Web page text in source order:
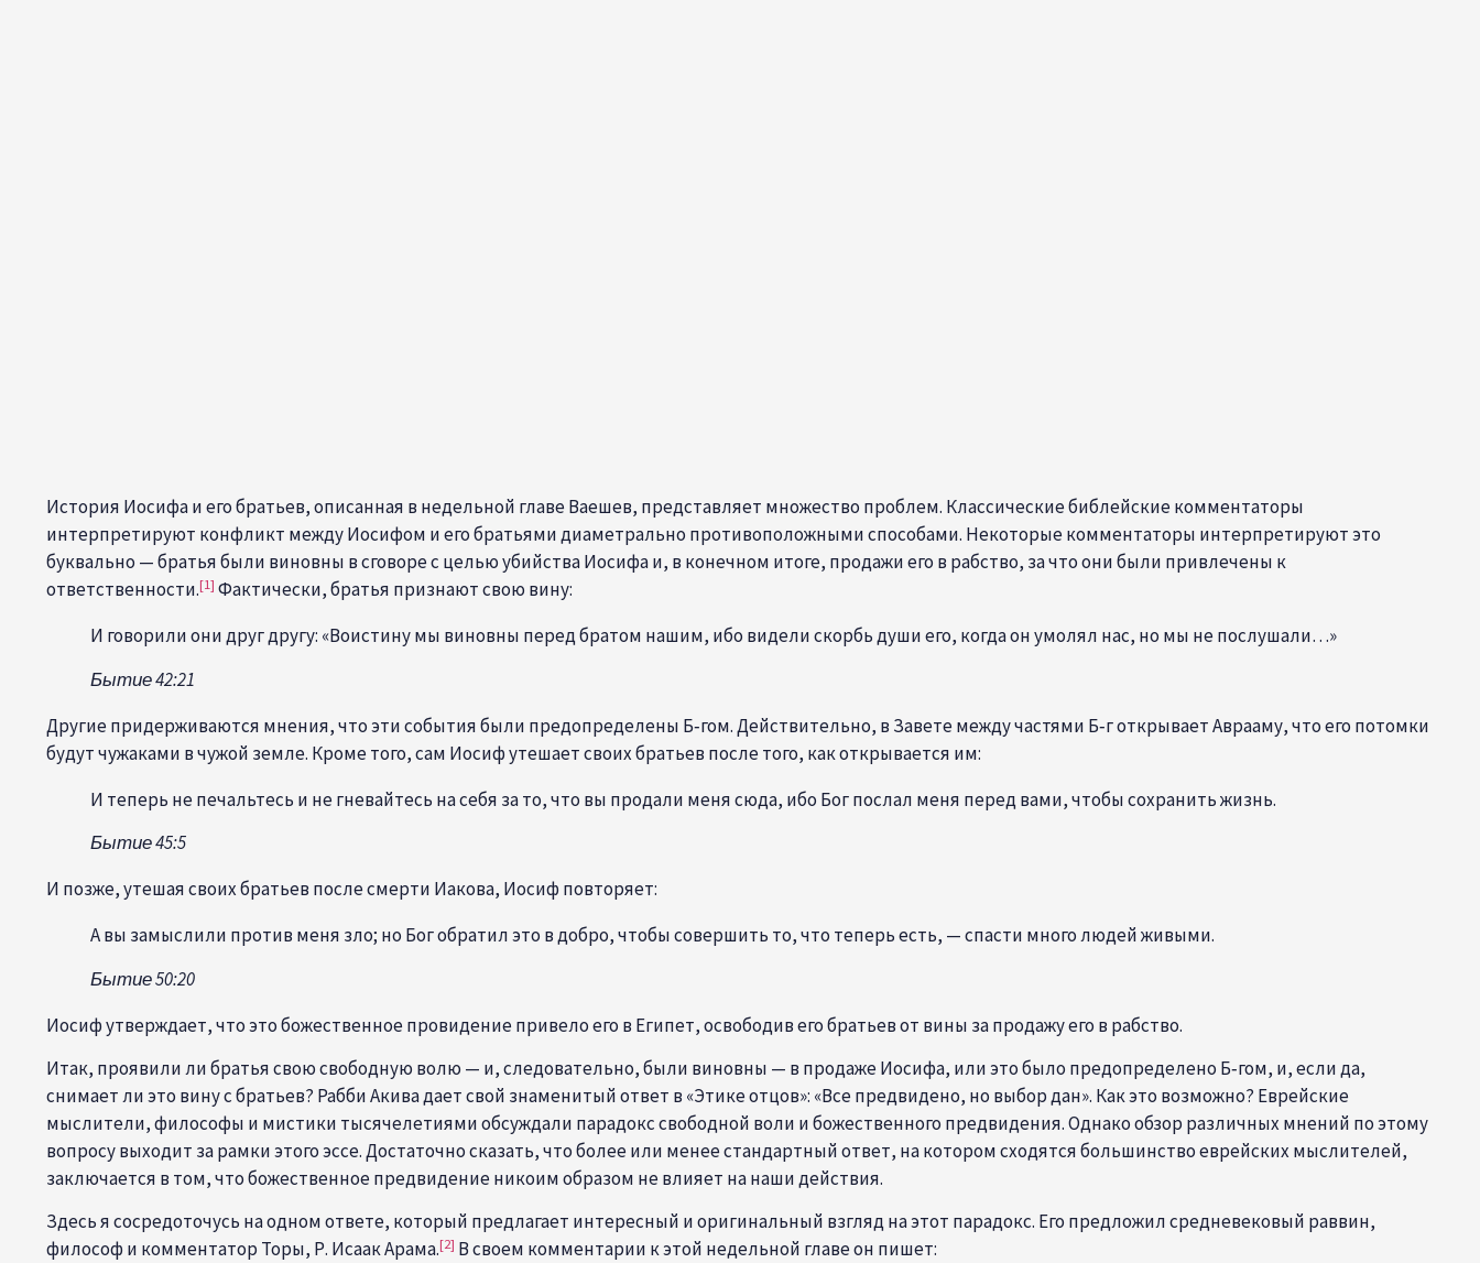
История Иосифа и его братьев, описанная в недельной главе Ваешев, представляет множество проблем. Классические библейские комментаторы
интерпретируют конфликт между Иосифом и его братьями диаметрально противоположными способами. Некоторые комментаторы интерпретируют это
буквально — братья были виновны в сговоре с целью убийства Иосифа и, в конечном итоге, продажи его в рабство, за что они были привлечены к
ответственности.[1] Фактически, братья признают свою вину:
И говорили они друг другу: «Воистину мы виновны перед братом нашим, ибо видели скорбь души его, когда он умолял нас, но мы не послушали…»
Бытие 42:21
Другие придерживаются мнения, что эти события были предопределены Б‑гом. Действительно, в Завете между частями Б‑г открывает Аврааму, что его потомки
будут чужаками в чужой земле. Кроме того, сам Иосиф утешает своих братьев после того, как открывается им:
И теперь не печальтесь и не гневайтесь на себя за то, что вы продали меня сюда, ибо Бог послал меня перед вами, чтобы сохранить жизнь.
Бытие 45:5
И позже, утешая своих братьев после смерти Иакова, Иосиф повторяет:
А вы замыслили против меня зло; но Бог обратил это в добро, чтобы совершить то, что теперь есть, — спасти много людей живыми.
Бытие 50:20
Иосиф утверждает, что это божественное провидение привело его в Египет, освободив его братьев от вины за продажу его в рабство.
Итак, проявили ли братья свою свободную волю — и, следовательно, были виновны — в продаже Иосифа, или это было предопределено Б‑гом, и, если да,
снимает ли это вину с братьев? Рабби Акива дает свой знаменитый ответ в «Этике отцов»: «Все предвидено, но выбор дан». Как это возможно? Еврейские
мыслители, философы и мистики тысячелетиями обсуждали парадокс свободной воли и божественного предвидения. Однако обзор различных мнений по этому
вопросу выходит за рамки этого эссе. Достаточно сказать, что более или менее стандартный ответ, на котором сходятся большинство еврейских мыслителей,
заключается в том, что божественное предвидение никоим образом не влияет на наши действия.
Здесь я сосредоточусь на одном ответе, который предлагает интересный и оригинальный взгляд на этот парадокс. Его предложил средневековый раввин,
философ и комментатор Торы, Р. Исаак Арама.[2] В своем комментарии к этой недельной главе он пишет: